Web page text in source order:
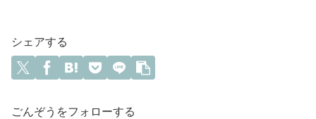
シェアする
ごんぞうをフォローする